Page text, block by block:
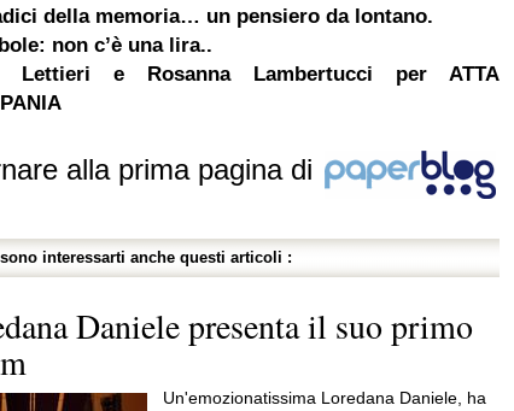
della memoria… un pensiero da lontano.
non c’è una lira..
Lettieri e Rosanna Lambertucci per ATTA
alla prima pagina di
interessarti anche questi articoli :
Daniele presenta il suo primo
Un'emozionatissima Loredana Daniele, ha